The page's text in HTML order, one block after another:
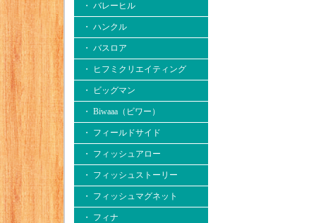
・ バレーヒル
・ ハンクル
・ バスロア
・ ヒフミクリエイティング
・ ビッグマン
・ Biwaaa（ビワー）
・ フィールドサイド
・ フィッシュアロー
・ フィッシュストーリー
・ フィッシュマグネット
・ フィナ